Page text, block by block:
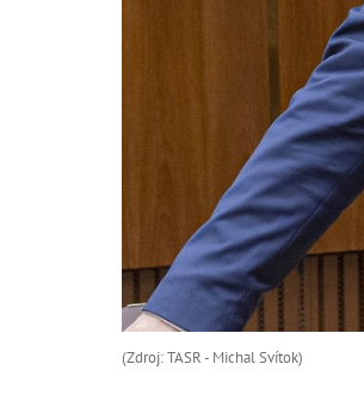
(Zdroj: TASR - Michal Svítok)